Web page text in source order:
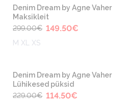
-50%
Denim Dream by Agne Vaher
Maksikleit
299.00€ 149.50€
M XL XS
-50%
Denim Dream by Agne Vaher
Lühikesed püksid
229.00€ 114.50€